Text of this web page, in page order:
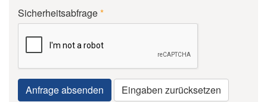
Sicherheitsabfrage*
Anfrage absenden Eingaben zurücksetzen